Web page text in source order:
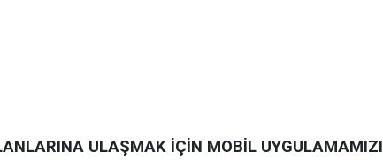
ULAŞMAK İÇİN MOBİL UYGULAMAMIZI